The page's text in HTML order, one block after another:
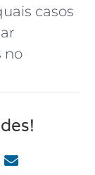
casos
no